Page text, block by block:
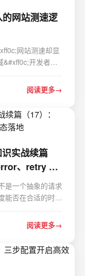
网站测速逻
网站测速却显
要本地 dist 目录
阅读更多
实战续篇
、retry 统
是一个抽象的请求
能否在合适的时刻
长和档案页共享
阅读更多